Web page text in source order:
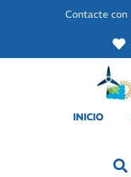
Contacte con
INICIO